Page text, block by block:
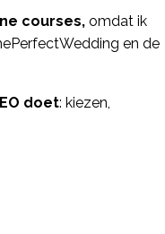
courses,omdat ik
en de
doet: kiezen,